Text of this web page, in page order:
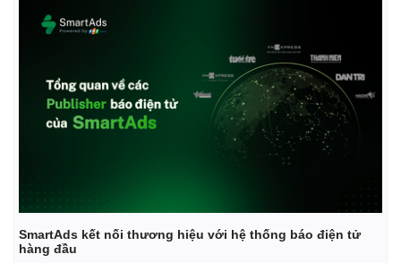
SmartAds kết nối thương hiệu với hệ thống báo điện tử
hàng đầu